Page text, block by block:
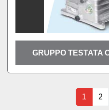
GRUPPO TESTATA
1 2